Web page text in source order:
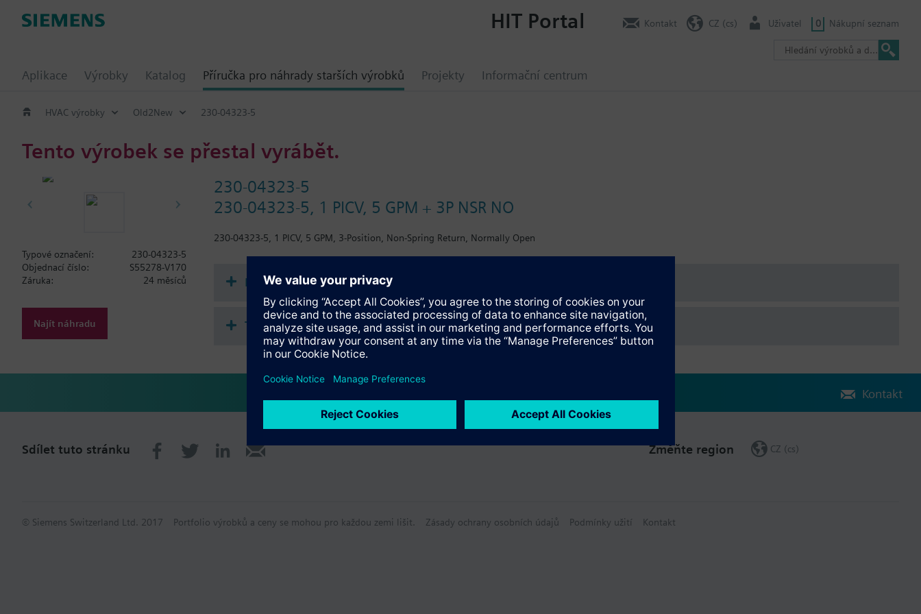
Aplikace Výrobky Katalog Příručka pro náhrady starších výrobků Projekty Informační centrum
HIT Portal Kontakt CZ (cs) Uživatel 0 Nákupní seznam
HVAC výrobky Old2New 230-04323-5
Tento výrobek se přestal vyrábět.
230-04323-5
230-04323-5, 1 PICV, 5 GPM + 3P NSR NO
230-04323-5, 1 PICV, 5 GPM, 3-Position, Non-Spring Return, Normally Open
Typové označení:
230-04323-5
Objednací číslo:
S55278-V170
Záruka:
24 měsíců
Najít náhradu
Dokumentace
Technické údaje
Kontakt
Sdílet tuto stránku Změňte region CZ (cs)
© Siemens Switzerland Ltd. 2017 Portfolio výrobků a ceny se mohou pro každou zemi lišit. Zásady ochrany osobních údajů Podmínky užití Kontakt